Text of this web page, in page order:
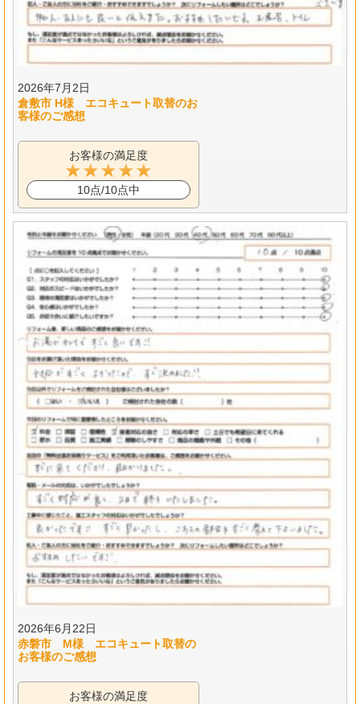
2026年7月2日
倉敷市 H様 エコキュート取替のお
客様のご感想
お客様の満足度
10点/10点中
2026年6月22日
赤磐市 M様 エコキュート取替の
お客様のご感想
お客様の満足度